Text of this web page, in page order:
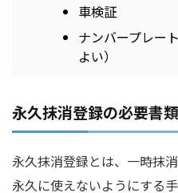
車検証
ナンバープレー
よい）
永久抹消登録の必要書類
永久抹消登録とは、一時抹
永久に使えないようにする